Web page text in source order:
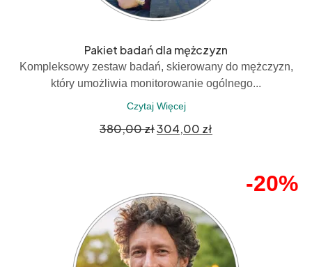
Pakiet badań dla mężczyzn
Kompleksowy zestaw badań, skierowany do mężczyzn,
który umożliwia monitorowanie ogólnego...
Czytaj Więcej
380,00zł304,00 zł
-20%